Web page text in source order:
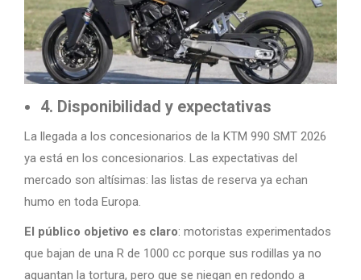
4. Disponibilidad y expectativas
La llegada a los concesionarios de la KTM 990 SMT 2026
ya está en los concesionarios. Las expectativas del
mercado son altísimas: las listas de reserva ya echan
humo en toda Europa.
El público objetivo es claro: motoristas experimentados
que bajan de una R de 1000 cc porque sus rodillas ya no
aguantan la tortura, pero que se niegan en redondo a